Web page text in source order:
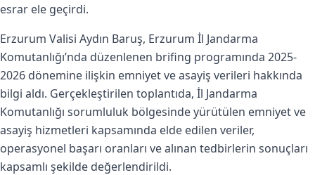
esrar ele geçirdi.
Erzurum Valisi Aydın Baruş, Erzurum İl Jandarma
Komutanlığı’nda düzenlenen brifing programında 2025-
2026 dönemine ilişkin emniyet ve asayiş verileri hakkında
bilgi aldı. Gerçekleştirilen toplantıda, İl Jandarma
Komutanlığı sorumluluk bölgesinde yürütülen emniyet ve
asayiş hizmetleri kapsamında elde edilen veriler,
operasyonel başarı oranları ve alınan tedbirlerin sonuçları
kapsamlı şekilde değerlendirildi.